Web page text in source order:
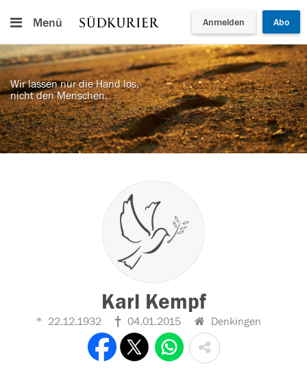
Menü Anmelden Abo
Wir lassen nur die Hand los,
nicht den Menschen.
Karl Kempf
22.12.1932 04.01.2015 Denkingen